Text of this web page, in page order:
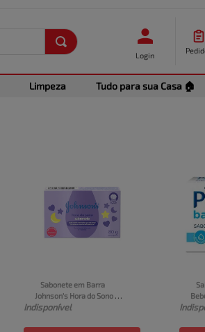
Login
Limpeza Tudo para sua Casa 🏠
Sabonete em Barra
Johnson's Hora do Sono
Caixa 80g
Indisponível